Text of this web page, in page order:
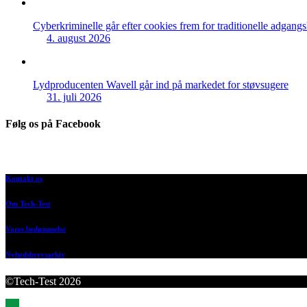
Cyberkriminelle går efter cookies frem for traditionelle
4. august 2026
Lydproducenten Wavell går ind på markedet for støvsugere
31. juli 2026
Følg os på Facebook
Kontakt os
Om Tech-Test
Vores bedømmelse
Nyhedsbrevsarkiv
©Tech-Test 2026